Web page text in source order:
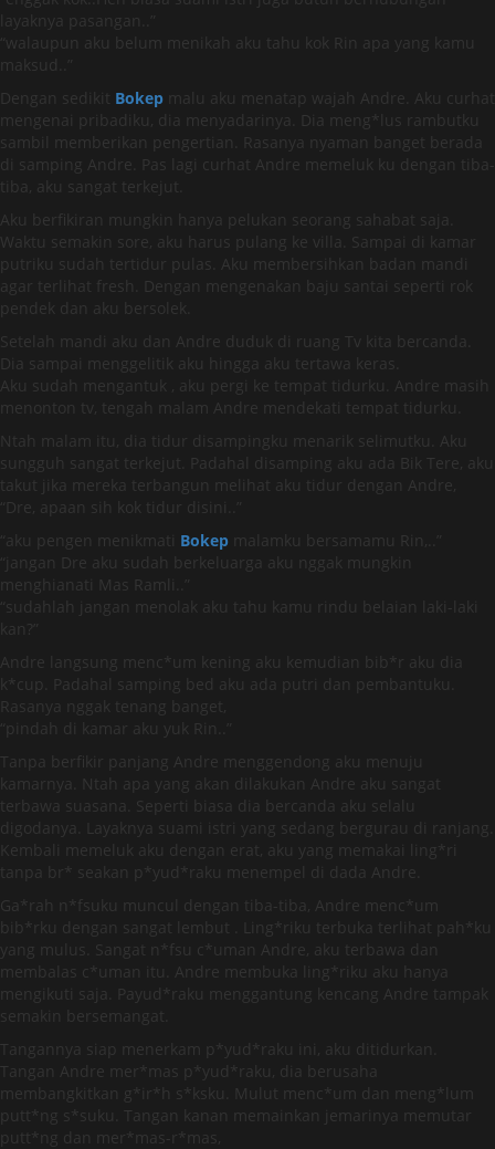
layaknya pasangan..”
“walaupun aku belum menikah aku tahu kok Rin apa yang kamu
maksud..”
Dengan sedikit Bokep malu aku menatap wajah Andre. Aku curhat
mengenai pribadiku, dia menyadarinya. Dia meng*lus rambutku
sambil memberikan pengertian. Rasanya nyaman banget berada
di samping Andre. Pas lagi curhat Andre memeluk ku dengan tiba-
tiba, aku sangat terkejut.
Aku berfikiran mungkin hanya pelukan seorang sahabat saja.
Waktu semakin sore, aku harus pulang ke villa. Sampai di kamar
putriku sudah tertidur pulas. Aku membersihkan badan mandi
agar terlihat fresh. Dengan mengenakan baju santai seperti rok
pendek dan aku bersolek.
Setelah mandi aku dan Andre duduk di ruang Tv kita bercanda.
Dia sampai menggelitik aku hingga aku tertawa keras.
Aku sudah mengantuk , aku pergi ke tempat tidurku. Andre masih
menonton tv, tengah malam Andre mendekati tempat tidurku.
Ntah malam itu, dia tidur disampingku menarik selimutku. Aku
sungguh sangat terkejut. Padahal disamping aku ada Bik Tere, aku
takut jika mereka terbangun melihat aku tidur dengan Andre,
“Dre, apaan sih kok tidur disini..”
“aku pengen menikmati Bokep malamku bersamamu Rin,..”
“jangan Dre aku sudah berkeluarga aku nggak mungkin
menghianati Mas Ramli..”
“sudahlah jangan menolak aku tahu kamu rindu belaian laki-laki
kan?”
Andre langsung menc*um kening aku kemudian bib*r aku dia
k*cup. Padahal samping bed aku ada putri dan pembantuku.
Rasanya nggak tenang banget,
“pindah di kamar aku yuk Rin..”
Tanpa berfikir panjang Andre menggendong aku menuju
kamarnya. Ntah apa yang akan dilakukan Andre aku sangat
terbawa suasana. Seperti biasa dia bercanda aku selalu
digodanya. Layaknya suami istri yang sedang bergurau di ranjang.
Kembali memeluk aku dengan erat, aku yang memakai ling*ri
tanpa br* seakan p*yud*raku menempel di dada Andre.
Ga*rah n*fsuku muncul dengan tiba-tiba, Andre menc*um
bib*rku dengan sangat lembut . Ling*riku terbuka terlihat pah*ku
yang mulus. Sangat n*fsu c*uman Andre, aku terbawa dan
membalas c*uman itu. Andre membuka ling*riku aku hanya
mengikuti saja. Payud*raku menggantung kencang Andre tampak
semakin bersemangat.
Tangannya siap menerkam p*yud*raku ini, aku ditidurkan.
Tangan Andre mer*mas p*yud*raku, dia berusaha
membangkitkan g*ir*h s*ksku. Mulut menc*um dan meng*lum
putt*ng s*suku. Tangan kanan memainkan jemarinya memutar
putt*ng dan mer*mas-r*mas,